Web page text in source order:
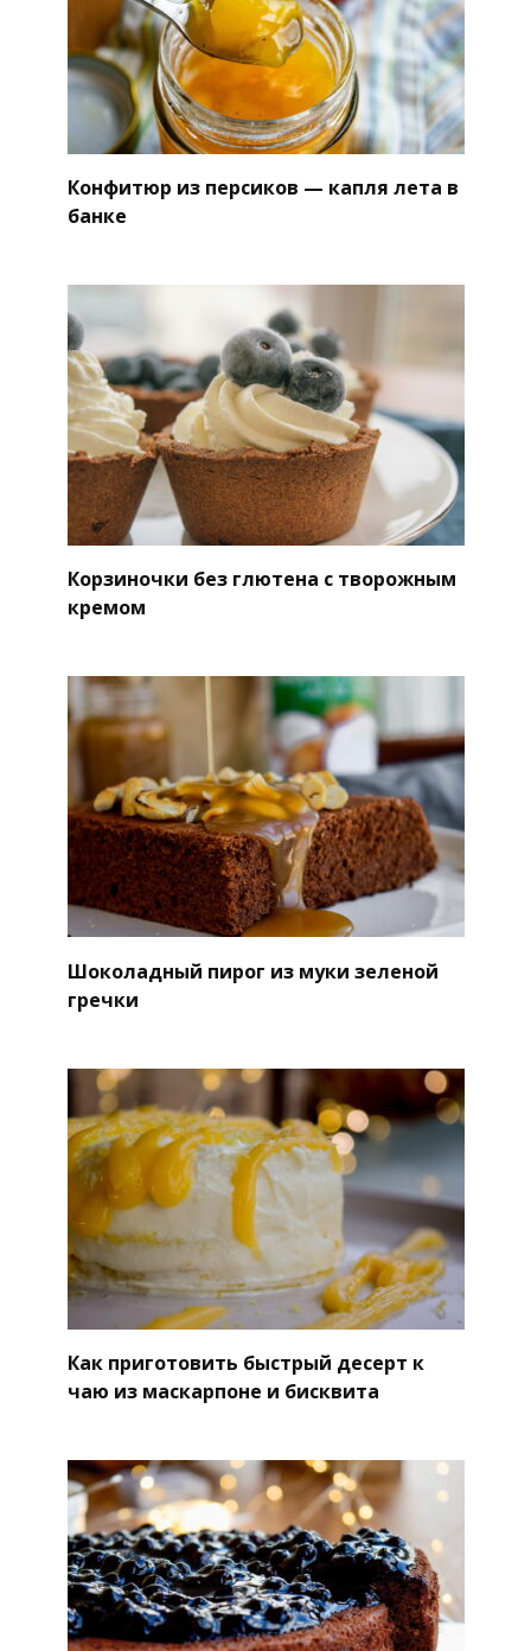
Конфитюр из персиков — капля лета в
банке
Корзиночки без глютена с творожным
кремом
Шоколадный пирог из муки зеленой
гречки
Как приготовить быстрый десерт к
чаю из маскарпоне и бисквита